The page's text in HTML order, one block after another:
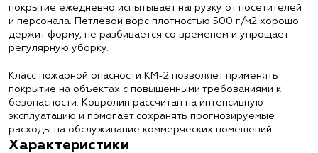
покрытие ежедневно испытывает нагрузку от посетителей
и персонала. Петлевой ворс плотностью 500 г/м2 хорошо
держит форму, не разбивается со временем и упрощает
регулярную уборку.
Класс пожарной опасности КМ-2 позволяет применять
покрытие на объектах с повышенными требованиями к
безопасности. Ковролин рассчитан на интенсивную
эксплуатацию и помогает сохранять прогнозируемые
расходы на обслуживание коммерческих помещений.
Характеристики